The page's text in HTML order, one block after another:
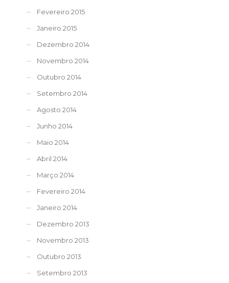
Fevereiro 2015
Janeiro 2015
Dezembro 2014
Novembro 2014
Outubro 2014
Setembro 2014
Agosto 2014
Junho 2014
Maio 2014
Abril 2014
Março 2014
Fevereiro 2014
Janeiro 2014
Dezembro 2013
Novembro 2013
Outubro 2013
Setembro 2013